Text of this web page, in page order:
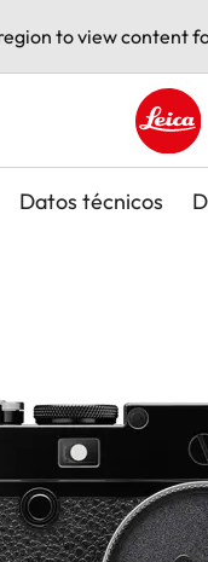
to view content
Leica
Datos técnicos